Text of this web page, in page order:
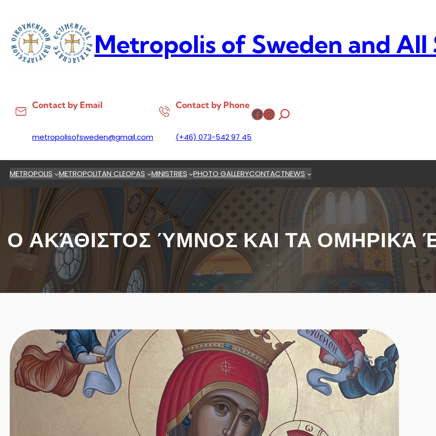
content
Metropolis of Sweden and All
Contact by Email
metropolisofsweden@gmail.com
Contact by Phone
(+46) 073-542 97 45
Facebook
Instagram
METROPOLIS METROPOLITAN CLEOPAS MINISTRIES PHOTO GALLERYCONTACTNEWS
Ο ΑΚΆΘΙΣΤΟΣ ΎΜΝΟΣ ΚΑΙ ΤΑ ΟΜΗΡΙΚΆ